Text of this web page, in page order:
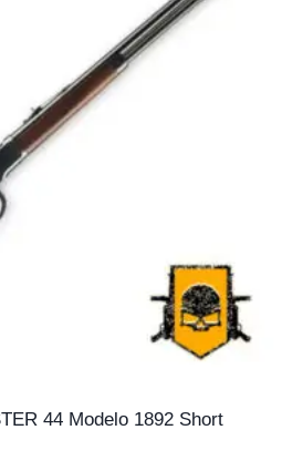
44 Modelo 1892 Short